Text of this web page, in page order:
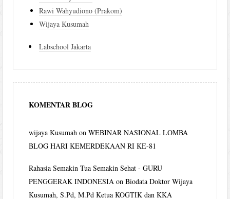
Rawi Wahyudiono (Prakom)
Wijaya Kusumah
Labschool Jakarta
KOMENTAR BLOG
wijaya Kusumah onWEBINAR NASIONAL LOMBA
BLOG HARI KEMERDEKAAN RI KE-81
Rahasia Semakin Tua Semakin Sehat - GURU
PENGGERAK INDONESIA onBiodata Doktor Wijaya
Kusumah, S.Pd, M.Pd Ketua KOGTIK dan KKA